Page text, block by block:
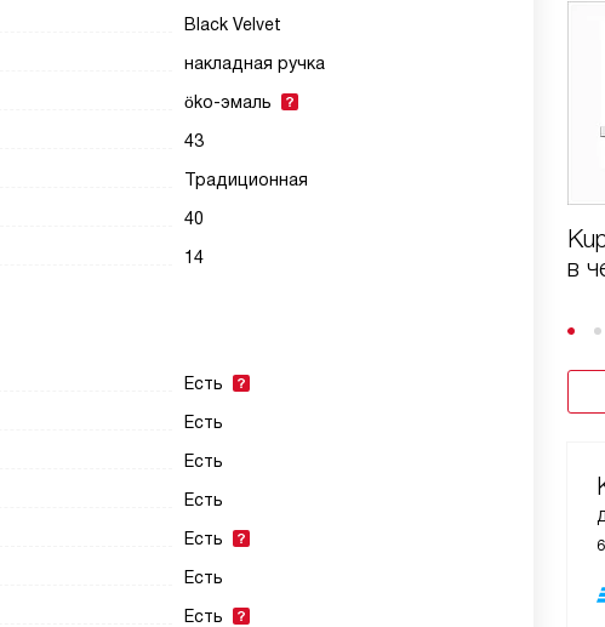
в
Black Velvet
накладная ручка
öko-эмаль
43
Традиционная
40
14
Есть
Есть
Есть
Есть
Есть
Есть
Есть